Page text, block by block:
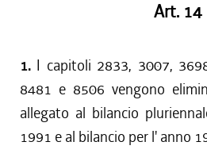
Art. 14
1. I capitoli 2833, 3007,
8481 e 8506 vengono
allegato al bilancio
1991 e al bilancio per l' anno